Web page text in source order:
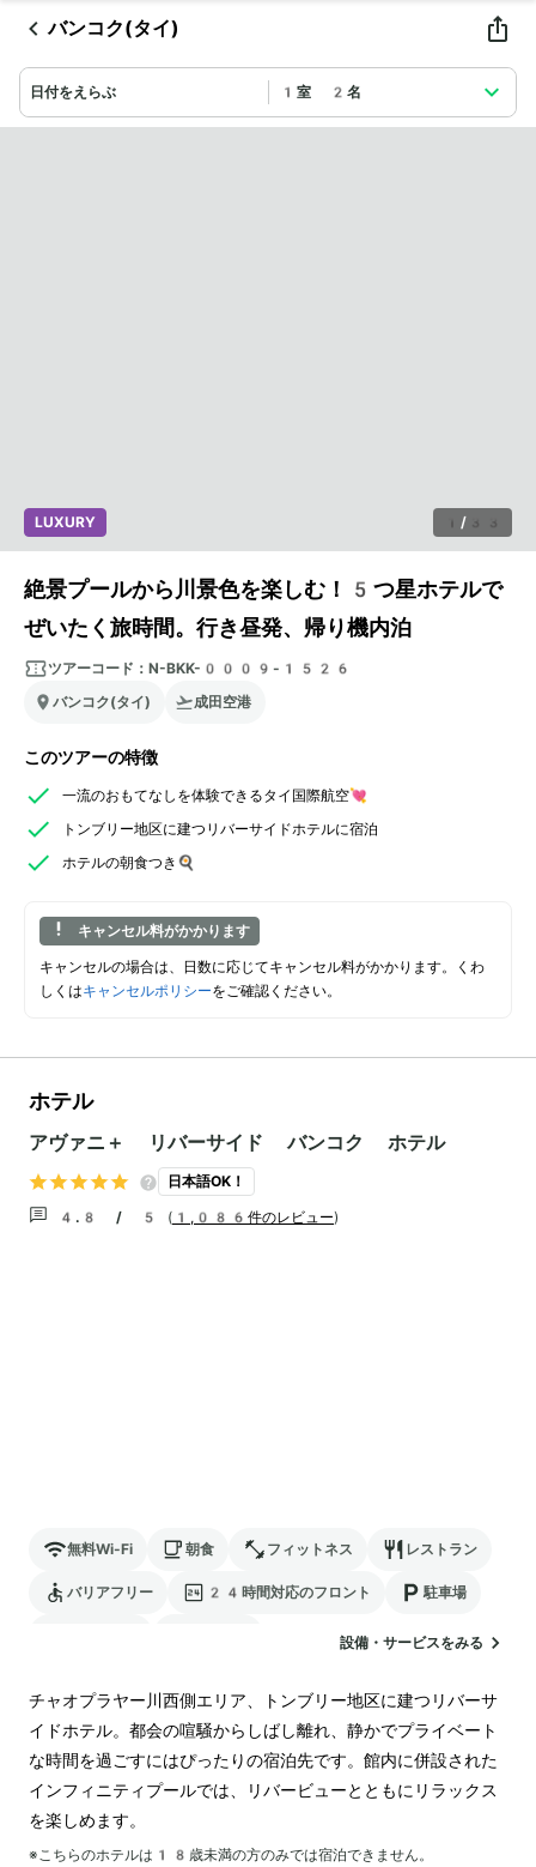
バンコク(タイ)
日付をえらぶ 1室 2名
1 / 33
LUXURY
絶景プールから川景色を楽しむ！5つ星ホテルで
ぜいたく旅時間。行き昼発、帰り機内泊
ツアーコード： N-BKK-0009-1526
バンコク(タイ)
成田空港
このツアーの特徴
一流のおもてなしを体験できるタイ国際航空💘
トンブリー地区に建つリバーサイドホテルに宿泊
ホテルの朝食つき🍳
キャンセル料がかかります
キャンセルの場合は、日数に応じてキャンセル料がかかります。くわ
しくはキャンセルポリシーをご確認ください。
ホテル
アヴァニ＋ リバーサイド バンコク ホテル
日本語OK！
4.8 / 5 ( 1,086件のレビュー)
無料Wi-Fi 朝食 フィットネス レストラン
バリアフリー 24時間対応のフロント 駐車場
設備・サービスをみる
チャオプラヤー川西側エリア、トンブリー地区に建つリバーサ
イドホテル。都会の喧騒からしばし離れ、静かでプライベート
な時間を過ごすにはぴったりの宿泊先です。館内に併設された
インフィニティプールでは、リバービューとともにリラックス
を楽しめます。
※こちらのホテルは 18 歳未満の方のみでは宿泊できません。